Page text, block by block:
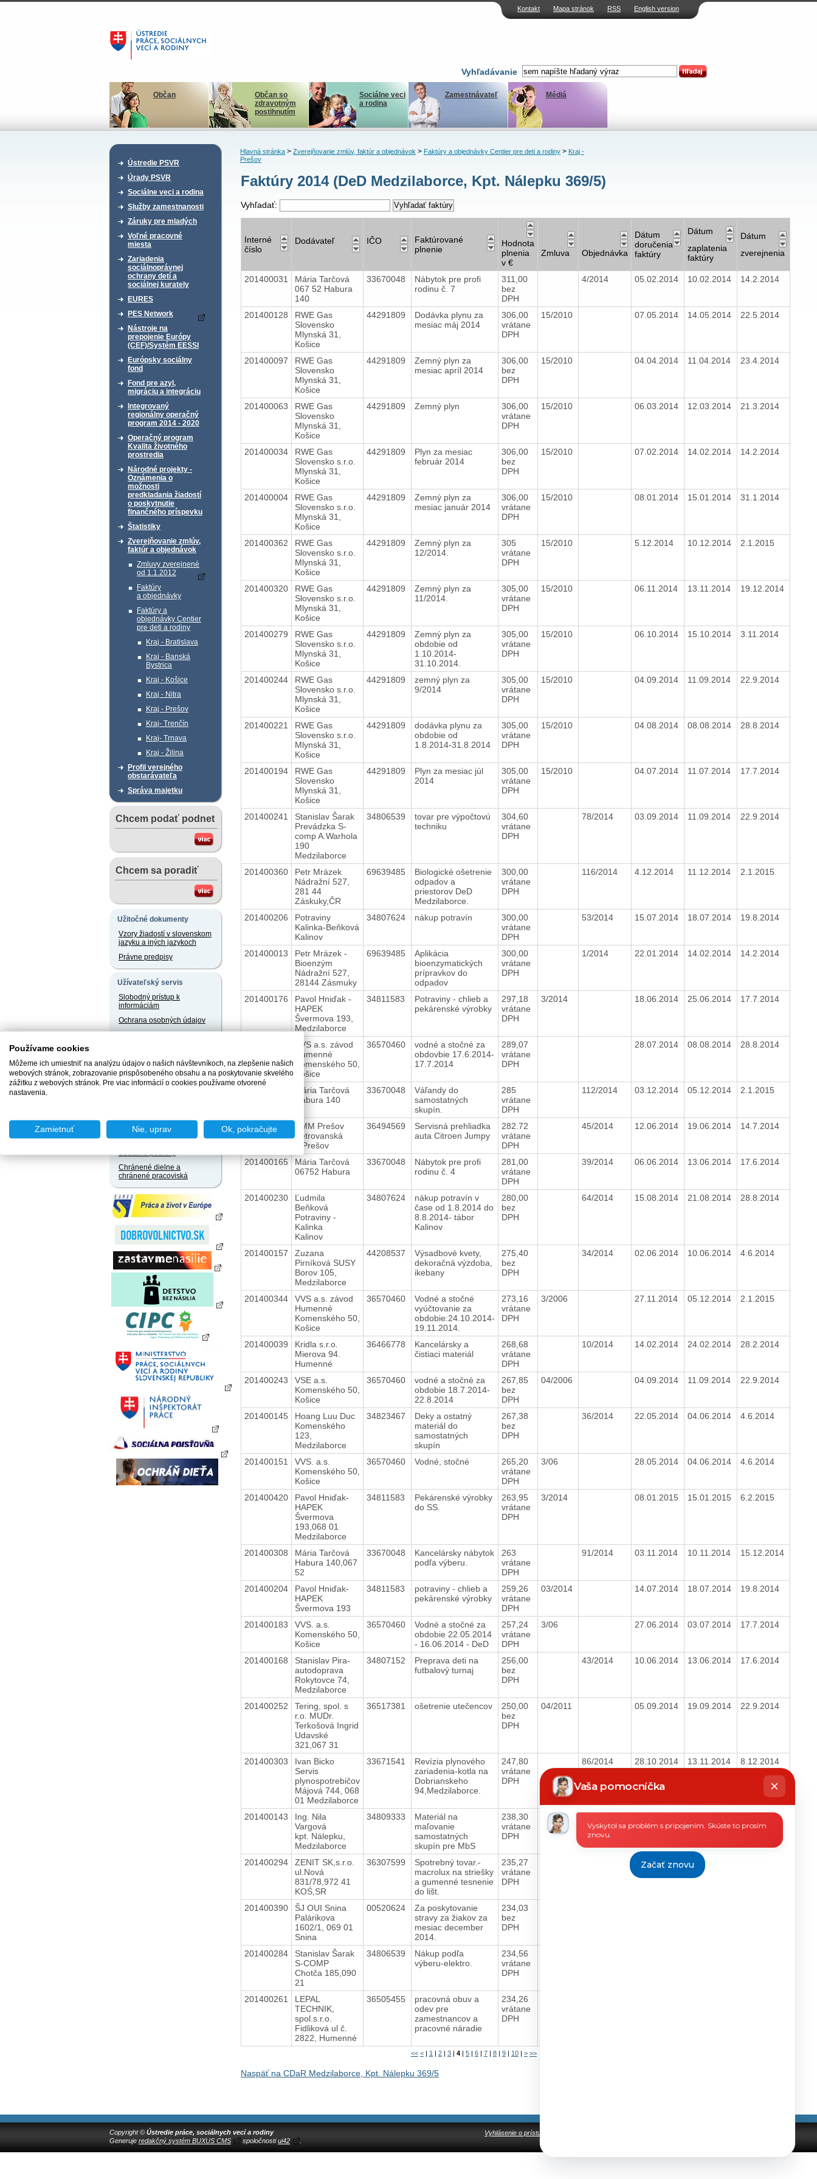
Kontakt Mapa stránok RSS English version
Vyhľadávanie
Občan
Občan so
zdravotným
postihnutím
Sociálne veci
a rodina
Zamestnávateľ Médiá
Ústredie PSVR
Úrady PSVR
Sociálne veci a rodina
Služby zamestnanosti
Záruky pre mladých
Voľné pracovné
miesta
Zariadenia
sociálnoprávnej
ochrany detí a
sociálnej kurately
EURES
PES Network
Nástroje na
prepojenie Európy
(CEF)/Systém EESSI
Európsky sociálny
fond
Fond pre azyl,
migráciu a integráciu
Integrovaný
regionálny operačný
program 2014 - 2020
Operačný program
Kvalita životného
prostredia
Národné projekty -
Oznámenia o
možnosti
predkladania žiadostí
o poskytnutie
finančného príspevku
Štatistiky
Zverejňovanie zmlúv,
faktúr a objednávok
Zmluvy zverejnené
od 1.1.2012
Faktúry
a objednávky
Faktúry a
objednávky Centier
pre deti a rodiny
Kraj - Bratislava
Kraj - Banská
Bystrica
Kraj - Košice
Kraj - Nitra
Kraj - Prešov
Kraj- Trenčín
Kraj- Trnava
Kraj - Žilina
Profil verejného
obstarávateľa
Správa majetku
Chcem podať podnet
Chcem sa poradiť
Užitočné dokumenty
Vzory žiadostí v slovenskom
jazyku a iných jazykoch
Právne predpisy
Užívateľský servis
Slobodný prístup k
informáciám
Ochrana osobných údajov
Naše registre
Sprostredkovatelia
Agentúry dočasného
zamestnávania
Sociálne podniky
Chránené dielne a
chránené pracoviská
Hlavná stránka> Zverejňovanie zmlúv, faktúr a objednávok> Faktúry a objednávky Centier pre deti a rodiny> Kraj -
Prešov
Faktúry 2014 (DeD Medzilaborce, Kpt. Nálepku 369/5)
Vyhľadať:
Interné
číslo
Dodávateľ IČO
Faktúrované
plnenie
Hodnota
plnenia
v €
Zmluva Objednávka
Dátum
doručenia
faktúry
Dátum
zaplatenia
faktúry
Dátum
zverejnenia
201400031
Mária Tarčová
067 52 Habura
140
33670048
Nábytok pre profi
rodinu č. 7
311,00
bez
DPH
4/2014 05.02.2014 10.02.2014 14.2.2014
201400128
RWE Gas
Slovensko
Mlynská 31,
Košice
44291809
Dodávka plynu za
mesiac máj 2014
306,00
vrátane
DPH
15/2010 07.05.2014 14.05.2014 22.5.2014
201400097
RWE Gas
Slovensko
Mlynská 31,
Košice
44291809
Zemný plyn za
mesiac apríl 2014
306,00
bez
DPH
15/2010 04.04.2014 11.04.2014 23.4.2014
201400063
RWE Gas
Slovensko
Mlynská 31,
Košice
44291809 Zemný plyn
306,00
vrátane
DPH
15/2010 06.03.2014 12.03.2014 21.3.2014
201400034
RWE Gas
Slovensko s.r.o.
Mlynská 31,
Košice
44291809
Plyn za mesiac
február 2014
306,00
bez
DPH
15/2010 07.02.2014 14.02.2014 14.2.2014
201400004
RWE Gas
Slovensko s.r.o.
Mlynská 31,
Košice
44291809
Zemný plyn za
mesiac január 2014
306,00
vrátane
DPH
15/2010 08.01.2014 15.01.2014 31.1.2014
201400362
RWE Gas
Slovensko s.r.o.
Mlynská 31,
Košice
44291809
Zemný plyn za
12/2014.
305
vrátane
DPH
15/2010 5.12.2014 10.12.2014 2.1.2015
201400320
RWE Gas
Slovensko s.r.o.
Mlynská 31,
Košice
44291809
Zemný plyn za
11/2014.
305,00
vrátane
DPH
15/2010 06.11.2014 13.11.2014 19.12.2014
201400279
RWE Gas
Slovensko s.r.o.
Mlynská 31,
Košice
44291809
Zemný plyn za
obdobie od
1.10.2014-
31.10.2014.
305,00
vrátane
DPH
15/2010 06.10.2014 15.10.2014 3.11.2014
201400244
RWE Gas
Slovensko s.r.o.
Mlynská 31,
Košice
44291809
zemný plyn za
9/2014
305,00
vrátane
DPH
15/2010 04.09.2014 11.09.2014 22.9.2014
201400221
RWE Gas
Slovensko s.r.o.
Mlynská 31,
Košice
44291809
dodávka plynu za
obdobie od
1.8.2014-31.8.2014
305,00
vrátane
DPH
15/2010 04.08.2014 08.08.2014 28.8.2014
201400194
RWE Gas
Slovensko
Mlynská 31,
Košice
44291809
Plyn za mesiac júl
2014
305,00
vrátane
DPH
15/2010 04.07.2014 11.07.2014 17.7.2014
201400241
Stanislav Šarak
Prevádzka S-
comp A.Warhola
190
Medzilaborce
34806539
tovar pre výpočtovú
techniku
304,60
vrátane
DPH
78/2014 03.09.2014 11.09.2014 22.9.2014
201400360
Petr Mrázek
Nádražní 527,
281 44
Záskuky,ČR
69639485
Biologické ošetrenie
odpadov a
priestorov DeD
Medzilaborce.
300,00
vrátane
DPH
116/2014 4.12.2014 11.12.2014 2.1.2015
201400206
Potraviny
Kalinka-Beňková
Kalinov
34807624 nákup potravín
300,00
vrátane
DPH
53/2014 15.07.2014 18.07.2014 19.8.2014
201400013
Petr Mrázek -
Bioenzým
Nádražní 527,
28144 Zásmuky
69639485
Aplikácia
bioenzymatických
prípravkov do
odpadov
300,00
vrátane
DPH
1/2014 22.01.2014 14.02.2014 14.2.2014
201400176
Pavol Hniďak -
HAPEK
Švermova 193,
Medzilaborce
34811583
Potraviny - chlieb a
pekárenské výrobky
297,18
vrátane
DPH
3/2014 18.06.2014 25.06.2014 17.7.2014
VVS a.s. závod
Humenné
Komenského 50,
Košice
36570460
vodné a stočné za
obdovbie 17.6.2014-
17.7.2014
289,07
vrátane
DPH
28.07.2014 08.08.2014 28.8.2014
Mária Tarčová
Habura 140
33670048
Váľandy do
samostatných
skupín.
285
vrátane
DPH
112/2014 03.12.2014 05.12.2014 2.1.2015
201400172
AMM Prešov
Petrovanská
1,Prešov
36494569
Servisná prehliadka
auta Citroen Jumpy
282.72
vrátane
DPH
45/2014 12.06.2014 19.06.2014 14.7.2014
201400165
Mária Tarčová
06752 Habura
33670048
Nábytok pre profi
rodinu č. 4
281,00
vrátane
DPH
39/2014 06.06.2014 13.06.2014 17.6.2014
201400230
Ľudmila
Beňková
Potraviny -
Kalinka
Kalinov
34807624
nákup potravín v
čase od 1.8.2014 do
8.8.2014- tábor
Kalinov
280,00
bez
DPH
64/2014 15.08.2014 21.08.2014 28.8.2014
201400157
Zuzana
Pirníková SUSY
Borov 105,
Medzilaborce
44208537
Výsadbové kvety,
dekoračná výzdoba,
ikebany
275,40
bez
DPH
34/2014 02.06.2014 10.06.2014 4.6.2014
201400344
VVS a.s. závod
Humenné
Komenského 50,
Košice
36570460
Vodné a stočné
vyúčtovanie za
obdobie:24.10.2014-
19.11.2014.
273,16
vrátane
DPH
3/2006 27.11.2014 05.12.2014 2.1.2015
201400039
Kridla s.r.o.
Mierova 94.
Humenné
36466778
Kancelársky a
čistiaci materiál
268,68
vrátane
DPH
10/2014 14.02.2014 24.02.2014 28.2.2014
201400243
VSE a.s.
Komenského 50,
Košice
36570460
vodné a stočné za
obdobie 18.7.2014-
22.8.2014
267,85
bez
DPH
04/2006 04.09.2014 11.09.2014 22.9.2014
201400145
Hoang Luu Duc
Komenského
123,
Medzilaborce
34823467
Deky a ostatný
materiál do
samostatných
skupín
267,38
bez
DPH
36/2014 22.05.2014 04.06.2014 4.6.2014
201400151
VVS. a.s.
Komenského 50,
Košice
36570460 Vodné, stočné
265,20
vrátane
DPH
3/06 28.05.2014 04.06.2014 4.6.2014
201400420
Pavol Hniďak-
HAPEK
Švermova
193,068 01
Medzilaborce
34811583
Pekárenské výrobky
do SS.
263,95
vrátane
DPH
3/2014 08.01.2015 15.01.2015 6.2.2015
201400308
Mária Tarčová
Habura 140,067
52
33670048
Kancelársky nábytok
podľa výberu.
263
vrátane
DPH
91/2014 03.11.2014 10.11.2014 15.12.2014
201400204
Pavol Hniďak-
HAPEK
Švermova 193
34811583
potraviny - chlieb a
pekárenské výrobky
259,26
vrátane
DPH
03/2014 14.07.2014 18.07.2014 19.8.2014
201400183
VVS. a.s.
Komenského 50,
Košice
36570460
Vodné a stočné za
obdobie 22.05.2014
- 16.06.2014 - DeD
257,24
vrátane
DPH
3/06 27.06.2014 03.07.2014 17.7.2014
201400168
Stanislav Pira-
autodoprava
Rokytovce 74,
Medzilaborce
34807152
Preprava deti na
futbalový turnaj
256,00
bez
DPH
43/2014 10.06.2014 13.06.2014 17.6.2014
201400252
Tering, spol. s
r.o. MUDr.
Terkošová Ingrid
Udavské
321,067 31
36517381 ošetrenie utečencov
250,00
bez
DPH
04/2011 05.09.2014 19.09.2014 22.9.2014
201400303
Ivan Bicko
Servis
plynospotrebičov
Májová 744, 068
01 Medzilaborce
33671541
Revízia plynového
zariadenia-kotla na
Dobrianskeho
94,Medzilaborce.
247,80
vrátane
DPH
86/2014 28.10.2014 13.11.2014 8.12.2014
201400143
Ing. Nila
Vargová
kpt. Nálepku,
Medzilaborce
34809333
Materiál na
maľovanie
samostatných
skupín pre MbS
238,30
vrátane
DPH
201400294
ZENIT SK,s.r.o.
ul.Nová
831/78,972 41
KOŚ,SR
36307599
Spotrebný tovar.-
macrolux na striešky
a gumenné tesnenie
do lišt.
235,27
vrátane
DPH
16.10.2014 21.10.2014
201400390
ŠJ OUI Snina
Palárikova
1602/1, 069 01
Snina
00520624
Za poskytovanie
stravy za žiakov za
mesiac december
2014.
234,03
bez
DPH
201400284
Stanislav Šarak
S-COMP
Chotča 185,090
21
34806539
Nákup podľa
výberu-elektro.
234,56
vrátane
DPH
201400261
LEPAL
TECHNIK,
spol.s.r.o.
Fidliková ul č.
2822, Humenné
36505455
pracovná obuv a
odev pre
zamestnancov a
pracovné náradie
234,26
vrátane
DPH
<< <| 1 | 2| 3| 4| 5| 6| 7| 8| 9| 10| > >>
Naspäť na CDaR Medzilaborce, Kpt. Nálepku 369/5
Copyright © Ústredie práce, sociálnych vecí a rodiny Vyhlásenie o prístupnosti
Generuje redakčný systém BUXUS CMS spoločnostiui42
Vaša pomocníčka
Chatbot
píše
Vyskytol sa problém s pripojením. Skúste to prosím
znovu.
Začať znovu
Používame cookies
Môžeme ich umiestniť na analýzu údajov o našich návštevníkoch, na zlepšenie našich
webových stránok, zobrazovanie prispôsobeného obsahu a na poskytovanie skvelého
zážitku z webových stránok. Pre viac informácií o cookies používame otvorené
nastavenia.
Zamietnuť Nie, uprav Ok, pokračujte